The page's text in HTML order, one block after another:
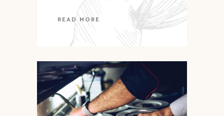
READ MORE